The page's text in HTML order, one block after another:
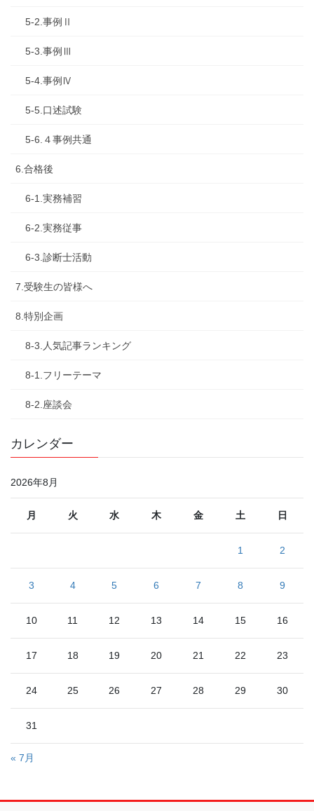
5-2.事例Ⅱ
5-3.事例Ⅲ
5-4.事例Ⅳ
5-5.口述試験
5-6.４事例共通
6.合格後
6-1.実務補習
6-2.実務従事
6-3.診断士活動
7.受験生の皆様へ
8.特別企画
8-3.人気記事ランキング
8-1.フリーテーマ
8-2.座談会
カレンダー
2026年8月
月 火 水 木 金 土 日
1 2
3 4 5 6 7 8 9
10 11 12 13 14 15 16
17 18 19 20 21 22 23
24 25 26 27 28 29 30
31
« 7月